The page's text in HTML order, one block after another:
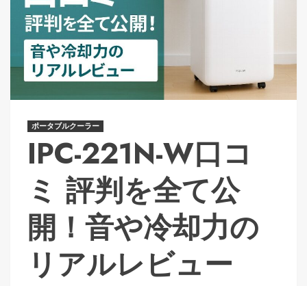
ポータブルクーラー
IPC-221N-W口コ
ミ 評判を全て公
開！音や冷却力の
リアルレビュー